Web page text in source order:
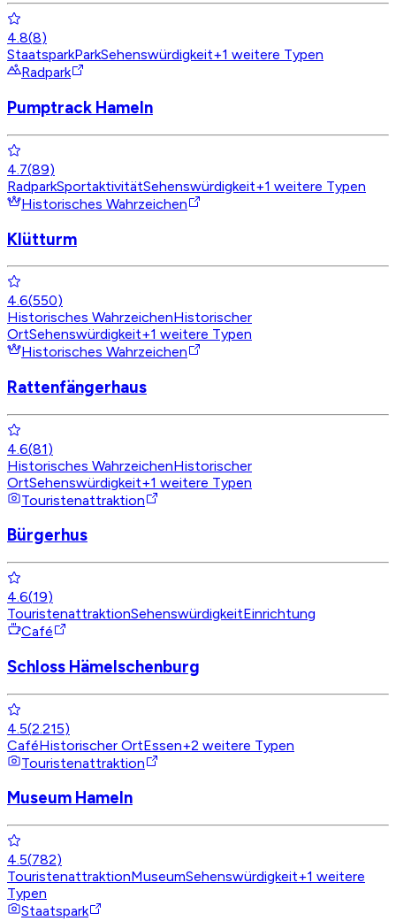
4.8(8)
StaatsparkParkSehenswürdigkeit+1 weitere Typen
Radpark
Pumptrack Hameln
4.7(89)
RadparkSportaktivitätSehenswürdigkeit+1 weitere Typen
Historisches Wahrzeichen
Klütturm
4.6(550)
Historisches WahrzeichenHistorischer
OrtSehenswürdigkeit+1 weitere Typen
Historisches Wahrzeichen
Rattenfängerhaus
4.6(81)
Historisches WahrzeichenHistorischer
OrtSehenswürdigkeit+1 weitere Typen
Touristenattraktion
Bürgerhus
4.6(19)
TouristenattraktionSehenswürdigkeitEinrichtung
Café
Schloss Hämelschenburg
4.5(2.215)
CaféHistorischer OrtEssen+2 weitere Typen
Touristenattraktion
Museum Hameln
4.5(782)
TouristenattraktionMuseumSehenswürdigkeit+1 weitere
Typen
Staatspark